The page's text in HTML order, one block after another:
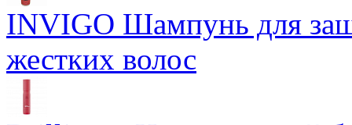
INVIGO Шампунь для
жестких волос